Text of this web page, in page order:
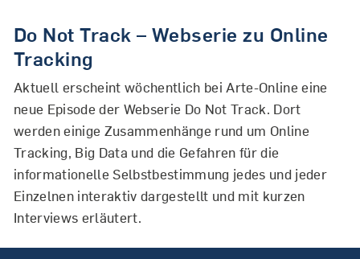
Do Not Track – Webserie zu Online
Tracking
Aktuell erscheint wöchentlich bei Arte-Online eine
neue Episode der Webserie Do Not Track. Dort
werden einige Zusammenhänge rund um Online
Tracking, Big Data und die Gefahren für die
informationelle Selbstbestimmung jedes und jeder
Einzelnen interaktiv dargestellt und mit kurzen
Interviews erläutert.